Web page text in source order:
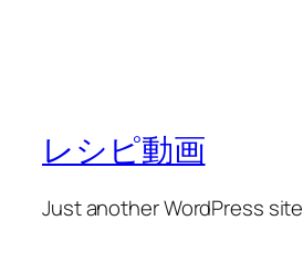
レシピ動画
Just another WordPress site